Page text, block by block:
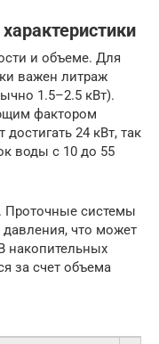
и объеме. Для
важен литраж
1.5–2.5 кВт).
фактором
24 кВт, так
воды с 10 до 55
Проточные системы
что может
накопительных
за счет объема